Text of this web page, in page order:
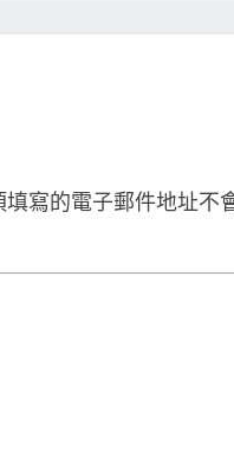
寫的電子郵件地址不